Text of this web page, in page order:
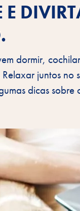
E
dormir,
juntos
dicas